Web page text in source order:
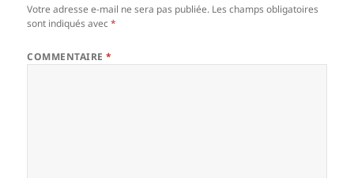
Votre adresse e-mail ne sera pas publiée. Les champs obligatoires
sont indiqués avec*
COMMENTAIRE*